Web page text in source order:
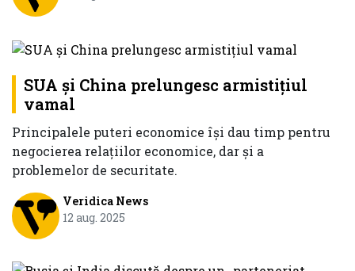
SUA și China prelungesc armistițiul
vamal
Principalele puteri economice își dau timp pentru
negocierea relațiilor economice, dar și a
problemelor de securitate.
Veridica News
12 aug. 2025